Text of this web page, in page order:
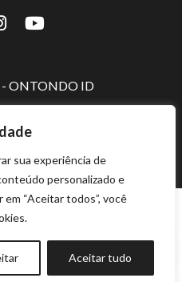
sua experiência de
personalizado e
“Aceitar todos”, você
Aceitar tudo
ONTONDO ID